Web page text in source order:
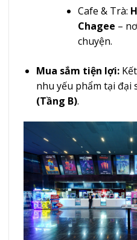
Cafe & Trà:
Chagee –
chuyện.
Mua sắm tiện lợi:
nhu yếu phẩm tại đại
(Tầng B).